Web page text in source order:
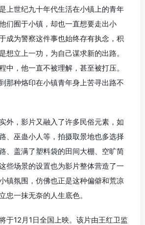
上世纪九十年代生活在小镇上的青年
们囿于小镇，却也一直想要走出小
成为警察这件事也始终存有执念，积
想立上一功，为自己谋求新的出路。
中，他一直不被理解，甚至被打压。
那种烙印在小镇青年身上苦寻出路不
外，影片又融入了许多民俗元素，如
、巫蛊小人等，拍摄取景地也多选择
、盖满了塑料袋的田间大棚、空旷简
些场景的设置也为影片整体营造了一
镇氛围，仿佛也正是这种偏僻和荒凉
忠一抹无奈的人生底色。
于12月1日全国上映。该片由王红卫监